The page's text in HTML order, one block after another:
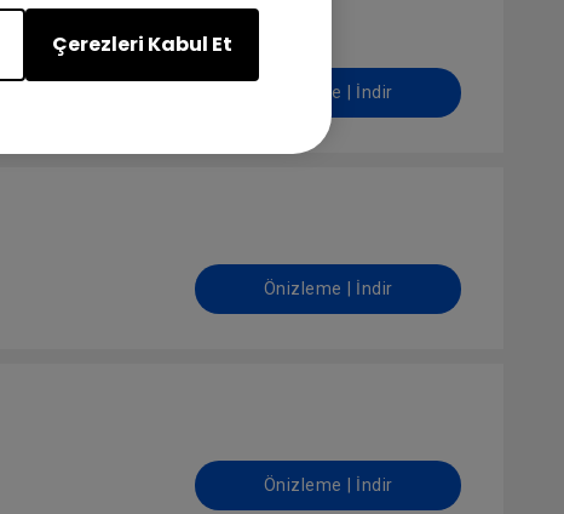
Çerezleri Kabul Et
Önizleme | İndir
Önizleme | İndir
Önizleme | İndir